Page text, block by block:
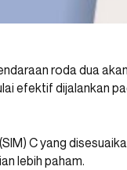
roda dua akan
efektif dijalankan
C yang
lebih paham.